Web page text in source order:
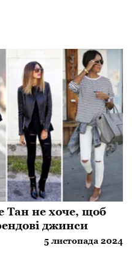
Тан не хоче, щоб
джинси
5 листопада 2024